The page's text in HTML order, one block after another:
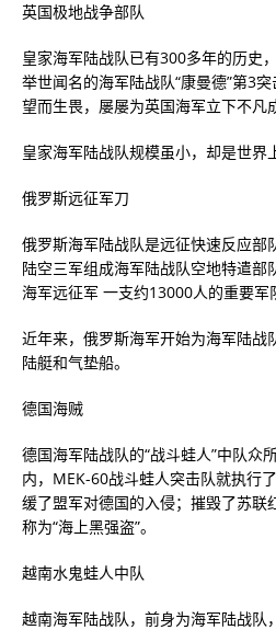
英国极地战争部队
皇家海军陆战队已有300多年的历史
举世闻名的海军陆战队“康曼德”第3
望而生畏，屡屡为英国海军立下不凡
皇家海军陆战队规模虽小，却是世界
俄罗斯远征军刀
俄罗斯海军陆战队是远征快速反应部
陆空三军组成海军陆战队空地特遣部
海军远征军 一支约13000人的重要军
近年来，俄罗斯海军开始为海军陆战
陆艇和气垫船。
德国海贼
德国海军陆战队的“战斗蛙人”中队众
内，MEK-60战斗蛙人突击队就执行
缓了盟军对德国的入侵；摧毁了苏联
称为“海上黑强盗”。
越南水鬼蛙人中队
越南海军陆战队，前身为海军陆战队